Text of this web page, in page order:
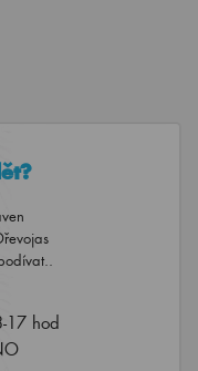
17 hod